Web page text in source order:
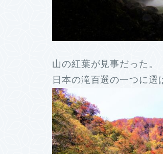
山の紅葉が見事だった
日本の滝百選の一つに選